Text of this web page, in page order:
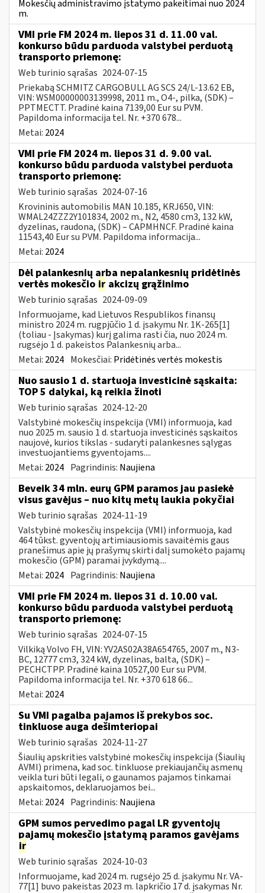
Mokesčių administravimo įstatymo pakeitimai nuo 2024
m.
VMI prie FM 2024 m. liepos 31 d. 11.00 val.
konkurso būdu parduoda valstybei perduotą
transporto priemonę:
Web turinio sąrašas 2024-07-15
Priekabą SCHMITZ CARGOBULL AG SCS 24/L-13.62 EB,
VIN: WSM00000003139998, 2011 m., O4-, pilka, (SDK) –
PPTMECTT. Pradinė kaina 7139,00 Eur su PVM.
Papildoma informacija tel. Nr. +370 678...
Metai: 2024
VMI prie FM 2024 m. liepos 31 d. 9.00 val.
konkurso būdu parduoda valstybei perduota
transporto priemonę:
Web turinio sąrašas 2024-07-16
Krovininis automobilis MAN 10.185, KRJ650, VIN:
WMAL24ZZZ2Y101834, 2002 m., N2, 4580 cm3, 132 kW,
dyzelinas, raudona, (SDK) – CAPMHNCF. Pradinė kaina
11543,40 Eur su PVM. Papildoma informacija...
Metai: 2024
Dėl palankesnių arba nepalankesnių pridėtinės
vertės mokesčio ir akcizų grąžinimo
Web turinio sąrašas 2024-09-09
Informuojame, kad Lietuvos Respublikos finansų
ministro 2024 m. rugpjūčio 1 d. įsakymu Nr. 1K-265[1]
(toliau - Įsakymas) kurį galima rasti čia, nuo 2024 m.
rugsėjo 1 d. pakeistos Palankesnių arba...
Metai: 2024 Mokesčiai: Pridėtinės vertės mokestis
Nuo sausio 1 d. startuoja investicinė sąskaita:
TOP 5 dalykai, ką reikia žinoti
Web turinio sąrašas 2024-12-20
Valstybinė mokesčių inspekcija (VMI) informuoja, kad
nuo 2025 m. sausio 1 d. startuoja investicinės sąskaitos
naujovė, kurios tikslas - sudaryti palankesnes sąlygas
investuojantiems gyventojams....
Metai: 2024 Pagrindinis: Naujiena
Beveik 34 mln. eurų GPM paramos jau pasiekė
visus gavėjus – nuo kitų metų laukia pokyčiai
Web turinio sąrašas 2024-11-19
Valstybinė mokesčių inspekcija (VMI) informuoja, kad
464 tūkst. gyventojų artimiausiomis savaitėmis gaus
pranešimus apie jų prašymų skirti dalį sumokėto pajamų
mokesčio (GPM) paramai įvykdymą....
Metai: 2024 Pagrindinis: Naujiena
VMI prie FM 2024 m. liepos 31 d. 10.00 val.
konkurso būdu parduoda valstybei perduotą
transporto priemonę:
Web turinio sąrašas 2024-07-15
Vilkiką Volvo FH, VIN: YV2AS02A38A654765, 2007 m., N3-
BC, 12777 cm3, 324 kW, dyzelinas, balta, (SDK) –
PECHCTPP. Pradinė kaina 10527,00 Eur su PVM.
Papildoma informacija tel. Nr. +370 618 66...
Metai: 2024
Su VMI pagalba pajamos iš prekybos soc.
tinkluose auga dešimteriopai
Web turinio sąrašas 2024-11-27
Šiaulių apskrities valstybinė mokesčių inspekcija (Šiaulių
AVMI) primena, kad soc. tinkluose prekiaujančių asmenų
veikla turi būti legali, o gaunamos pajamos tinkamai
apskaitomos, deklaruojamos bei...
Metai: 2024 Pagrindinis: Naujiena
GPM sumos pervedimo pagal LR gyventojų
pajamų mokesčio įstatymą paramos gavėjams
ir
Web turinio sąrašas 2024-10-03
Informuojame, kad 2024 m. rugsėjo 25 d. įsakymu Nr. VA-
77[1] buvo pakeistas 2023 m. lapkričio 17 d. įsakymas Nr.